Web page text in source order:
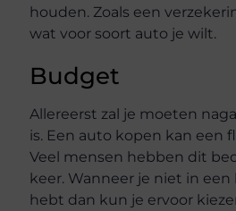
houden. Zoals een
wat voor soort auto je wilt.
Budget
Allereerst zal je moeten
is. Een auto kopen kan een
Veel mensen hebben dit
keer. Wanneer je niet in een
hebt dan kun je ervoor